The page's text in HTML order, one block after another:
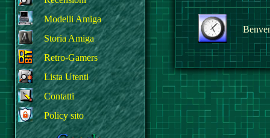
Modelli Amiga
Storia Amiga
Retro-Gamers
Lista Utenti
Contatti
Policy sito